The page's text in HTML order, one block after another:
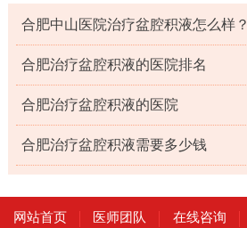
合肥中山医院治疗盆腔积液怎么样？
合肥治疗盆腔积液的医院排名
合肥治疗盆腔积液的医院
合肥治疗盆腔积液需要多少钱
网站首页 医师团队 在线咨询